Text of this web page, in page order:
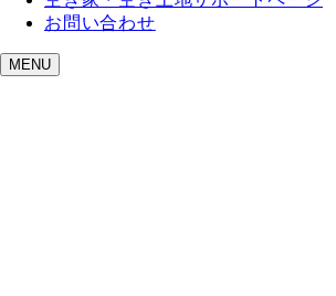
お問い合わせ
MENU